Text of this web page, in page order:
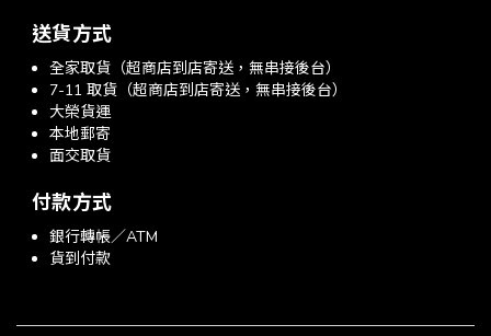
送貨方式
全家取貨（超商店到店寄送，無串接後台）
7-11 取貨（超商店到店寄送，無串接後台）
大榮貨運
本地郵寄
面交取貨
付款方式
銀行轉帳／ATM
貨到付款